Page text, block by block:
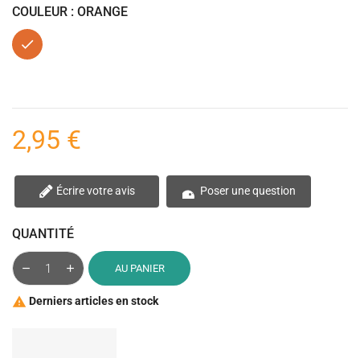
COULEUR : ORANGE
Orange
2,95 €
Écrire votre avis Poser une question
QUANTITÉ
AU PANIER
 Derniers articles en stock